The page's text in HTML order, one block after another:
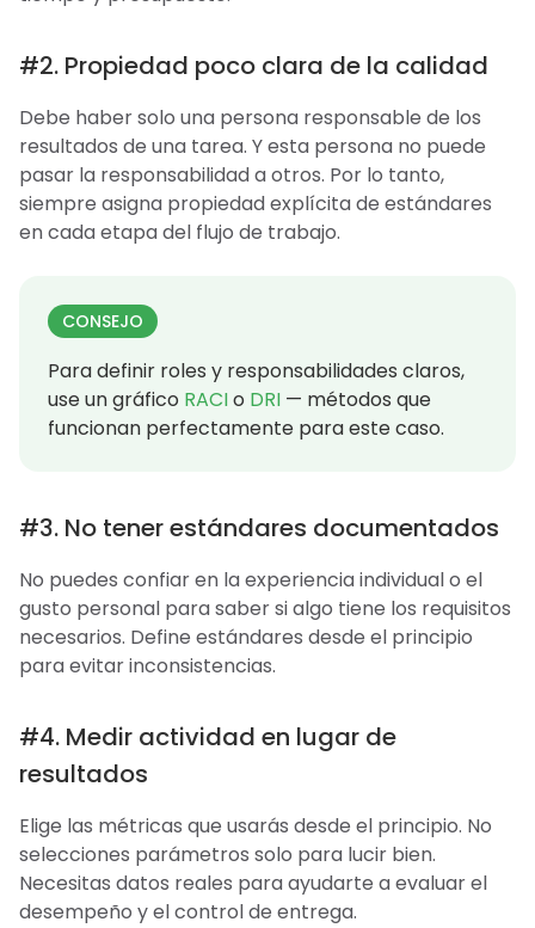
#2. Propiedad poco clara de la calidad
Debe haber solo una persona responsable de los
resultados de una tarea. Y esta persona no puede
pasar la responsabilidad a otros. Por lo tanto,
siempre asigna propiedad explícita de estándares
en cada etapa del flujo de trabajo.
CONSEJO
Para definir roles y responsabilidades claros,
use un gráfico RACIo DRI — métodos que
funcionan perfectamente para este caso.
#3. No tener estándares documentados
No puedes confiar en la experiencia individual o el
gusto personal para saber si algo tiene los requisitos
necesarios. Define estándares desde el principio
para evitar inconsistencias.
#4. Medir actividad en lugar de
resultados
Elige las métricas que usarás desde el principio. No
selecciones parámetros solo para lucir bien.
Necesitas datos reales para ayudarte a evaluar el
desempeño y el control de entrega.